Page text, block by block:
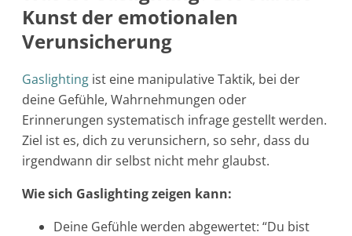
Kunst der emotionalen
Verunsicherung
Gaslighting ist eine manipulative Taktik, bei der
deine Gefühle, Wahrnehmungen oder
Erinnerungen systematisch infrage gestellt werden.
Ziel ist es, dich zu verunsichern, so sehr, dass du
irgendwann dir selbst nicht mehr glaubst.
Wie sich Gaslighting zeigen kann:
Deine Gefühle werden abgewertet: “Du bist